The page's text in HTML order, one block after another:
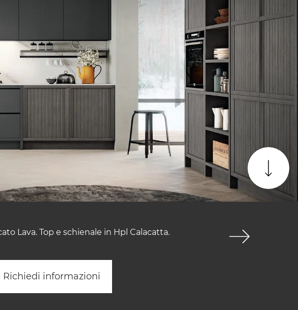
Lava. Top e schienale in Hpl Calacatta.
Richiedi informazioni